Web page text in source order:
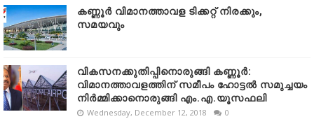
കണ്ണൂർ വിമാനത്താവള ടിക്കറ്റ് നിരക്കും,
സമയവും
വികസനക്കുതിപ്പിനൊരുങ്ങി കണ്ണൂർ:
വിമാനത്താവളത്തിന് സമീപം ഹോട്ടൽ സമുച്ചയം
നിർമ്മിക്കാനൊരുങ്ങി എം.എ.യൂസഫലി
Wednesday, December 12, 2018 0